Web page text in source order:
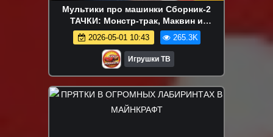
Мультики про машинки Сборник-2
ТАЧКИ: Монстр-трак, Маквин и
Динозавр и Машинки-Трансформеры!
Все серии подряд
2026-05-01 10:43 265.3K
Игрушки ТВ